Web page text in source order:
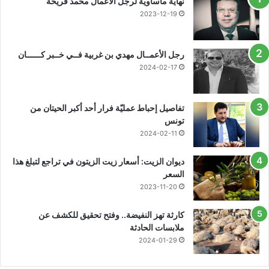
2023-12-19
رجل الأعمــال مهدي بن غربية فــي خــبر كــــــان
2024-02-17
تفاصيل إحباط عمليّة فرار أحد أكبر الحيتان من
تونس
2024-02-11
ديوان الزيت: أسعار زيت الزيتون في تراجع لتبلغ هذا
السعر
2023-11-20
كارثة تهز النفيضة.. وفتح تحقيق للكشف عن
ملابسات الحادثة
2024-01-29